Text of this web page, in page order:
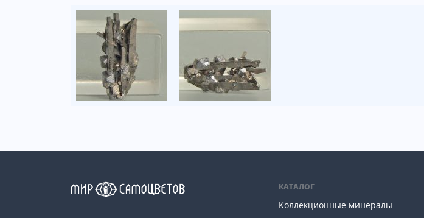
КАТАЛОГ
Коллекционные минералы